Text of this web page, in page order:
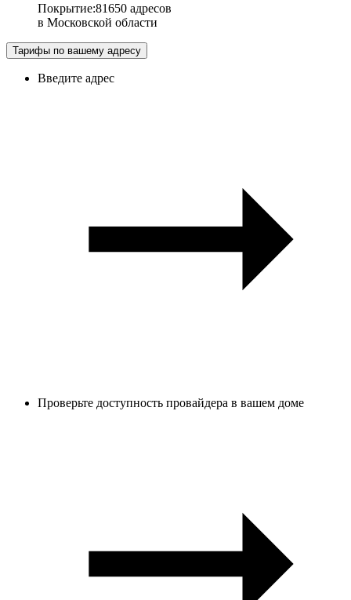
Покрытие:81650 адресов
в Московской области
Тарифы по вашему адресу
Введите адрес
Проверьте доступность провайдера в вашем доме